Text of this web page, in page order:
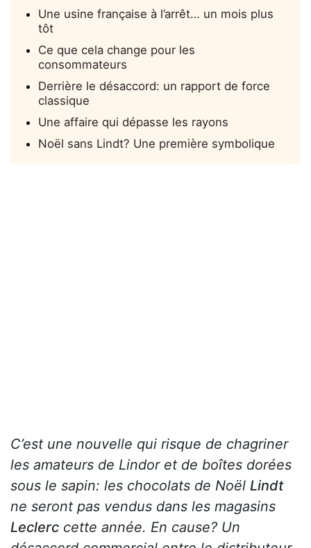
Une usine française à l’arrêt… un mois plus
tôt
Ce que cela change pour les
consommateurs
Derrière le désaccord: un rapport de force
classique
Une affaire qui dépasse les rayons
Noël sans Lindt? Une première symbolique
C’est une nouvelle qui risque de chagriner
les amateurs de Lindor et de boîtes dorées
sous le sapin: les chocolats de Noël Lindt
ne seront pas vendus dans les magasins
Leclerc cette année. En cause? Un